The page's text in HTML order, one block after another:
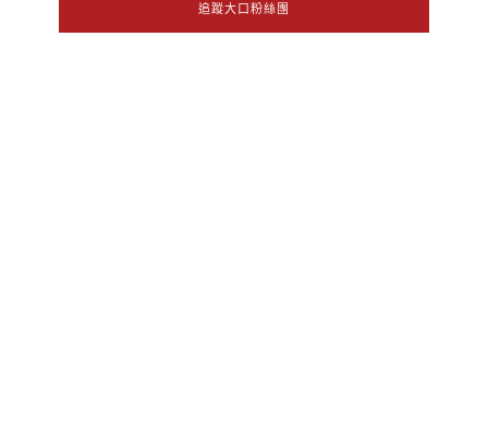
追蹤大口粉絲團